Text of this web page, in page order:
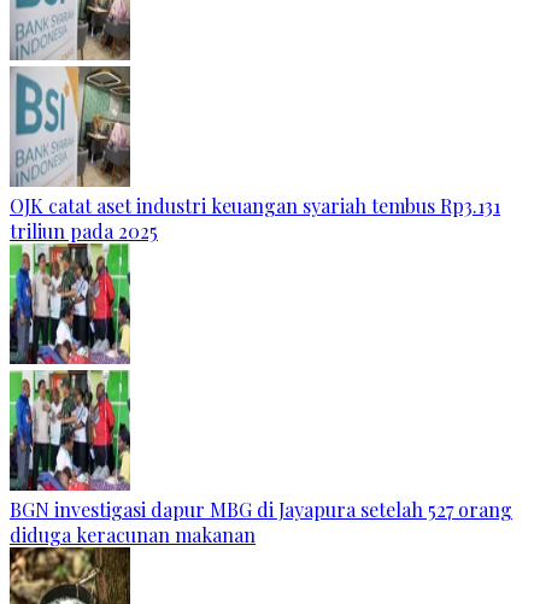
OJK catat aset industri keuangan syariah tembus Rp3.131
triliun pada 2025
BGN investigasi dapur MBG di Jayapura setelah 527 orang
diduga keracunan makanan